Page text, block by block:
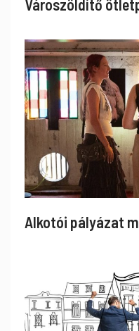
Városzöldítő
Alkotói pályázat